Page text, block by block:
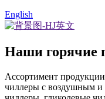
English
Наши горячие
Ассортимент
чиллеры с воздушным